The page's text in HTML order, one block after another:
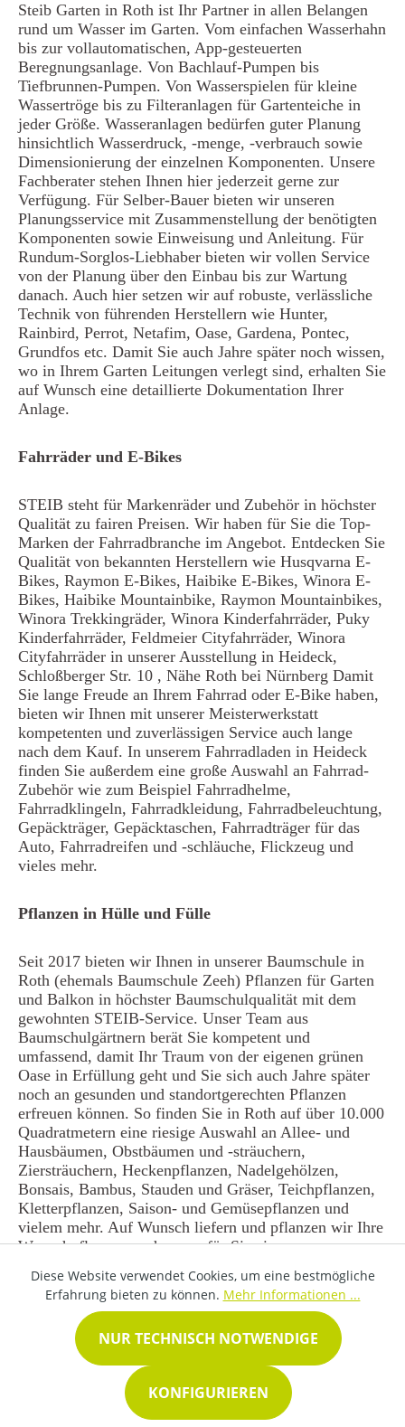
Steib Garten in Roth ist Ihr Partner in allen Belangen
rund um Wasser im Garten. Vom einfachen Wasserhahn
bis zur vollautomatischen, App-gesteuerten
Beregnungsanlage. Von Bachlauf-Pumpen bis
Tiefbrunnen-Pumpen. Von Wasserspielen für kleine
Wassertröge bis zu Filteranlagen für Gartenteiche in
jeder Größe. Wasseranlagen bedürfen guter Planung
hinsichtlich Wasserdruck, -menge, -verbrauch sowie
Dimensionierung der einzelnen Komponenten. Unsere
Fachberater stehen Ihnen hier jederzeit gerne zur
Verfügung. Für Selber-Bauer bieten wir unseren
Planungsservice mit Zusammenstellung der benötigten
Komponenten sowie Einweisung und Anleitung. Für
Rundum-Sorglos-Liebhaber bieten wir vollen Service
von der Planung über den Einbau bis zur Wartung
danach. Auch hier setzen wir auf robuste, verlässliche
Technik von führenden Herstellern wie Hunter,
Rainbird, Perrot, Netafim, Oase, Gardena, Pontec,
Grundfos etc. Damit Sie auch Jahre später noch wissen,
wo in Ihrem Garten Leitungen verlegt sind, erhalten Sie
auf Wunsch eine detaillierte Dokumentation Ihrer
Anlage.
Fahrräder und E-Bikes
STEIB steht für Markenräder und Zubehör in höchster
Qualität zu fairen Preisen. Wir haben für Sie die Top-
Marken der Fahrradbranche im Angebot. Entdecken Sie
Qualität von bekannten Herstellern wie Husqvarna E-
Bikes, Raymon E-Bikes, Haibike E-Bikes, Winora E-
Bikes, Haibike Mountainbike, Raymon Mountainbikes,
Winora Trekkingräder, Winora Kinderfahrräder, Puky
Kinderfahrräder, Feldmeier Cityfahrräder, Winora
Cityfahrräder in unserer Ausstellung in Heideck,
Schloßberger Str. 10 , Nähe Roth bei Nürnberg Damit
Sie lange Freude an Ihrem Fahrrad oder E-Bike haben,
bieten wir Ihnen mit unserer Meisterwerkstatt
kompetenten und zuverlässigen Service auch lange
nach dem Kauf. In unserem Fahrradladen in Heideck
finden Sie außerdem eine große Auswahl an Fahrrad-
Zubehör wie zum Beispiel Fahrradhelme,
Fahrradklingeln, Fahrradkleidung, Fahrradbeleuchtung,
Gepäckträger, Gepäcktaschen, Fahrradträger für das
Auto, Fahrradreifen und -schläuche, Flickzeug und
vieles mehr.
Pflanzen in Hülle und Fülle
Seit 2017 bieten wir Ihnen in unserer Baumschule in
Roth (ehemals Baumschule Zeeh) Pflanzen für Garten
und Balkon in höchster Baumschulqualität mit dem
gewohnten STEIB-Service. Unser Team aus
Baumschulgärtnern berät Sie kompetent und
umfassend, damit Ihr Traum von der eigenen grünen
Oase in Erfüllung geht und Sie sich auch Jahre später
noch an gesunden und standortgerechten Pflanzen
erfreuen können. So finden Sie in Roth auf über 10.000
Quadratmetern eine riesige Auswahl an Allee- und
Hausbäumen, Obstbäumen und -sträuchern,
Ziersträuchern, Heckenpflanzen, Nadelgehölzen,
Bonsais, Bambus, Stauden und Gräser, Teichpflanzen,
Kletterpflanzen, Saison- und Gemüsepflanzen und
vielem mehr. Auf Wunsch liefern und pflanzen wir Ihre
Wunschpflanzen auch gerne für Sie ein.
REGISTER
Diese Website verwendet Cookies, um eine bestmögliche
Erfahrung bieten zu können. Mehr Informationen ...
NUR TECHNISCH NOTWENDIGE
KONFIGURIEREN